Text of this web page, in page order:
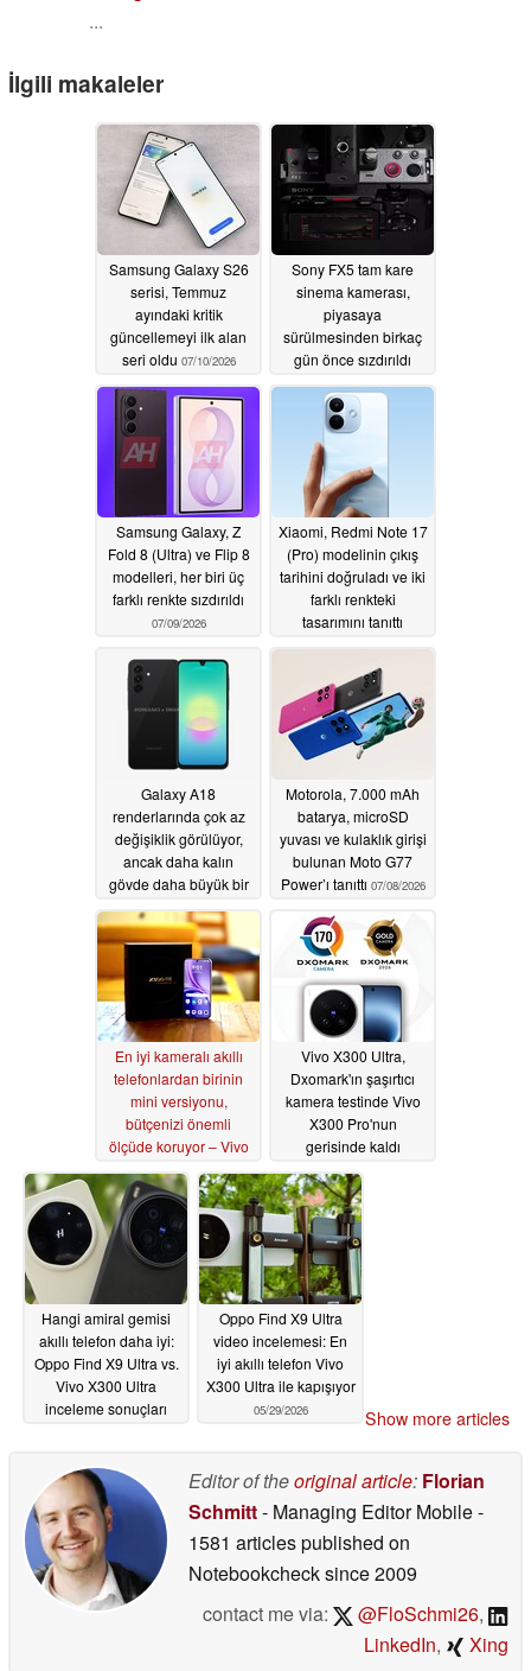
...
İlgili makaleler
Samsung Galaxy S26
serisi, Temmuz
ayındaki kritik
güncellemeyi ilk alan
seri oldu 07/10/2026
Sony FX5 tam kare
sinema kamerası,
piyasaya
sürülmesinden birkaç
gün önce sızdırıldı
07/09/2026
Samsung Galaxy, Z
Fold 8 (Ultra) ve Flip 8
modelleri, her biri üç
farklı renkte sızdırıldı
07/09/2026
Xiaomi, Redmi Note 17
(Pro) modelinin çıkış
tarihini doğruladı ve iki
farklı renkteki
tasarımını tanıttı
07/08/2026
Galaxy A18
renderlarında çok az
değişiklik görülüyor,
ancak daha kalın
gövde daha büyük bir
07/08/2026
Motorola, 7.000 mAh
batarya, microSD
yuvası ve kulaklık girişi
bulunan Moto G77
Power’ı tanıttı 07/08/2026
En iyi kameralı akıllı
telefonlardan birinin
mini versiyonu,
bütçenizi önemli
ölçüde koruyor – Vivo
İncelemesi
07/06/2026
Vivo X300 Ultra,
Dxomark'ın şaşırtıcı
kamera testinde Vivo
X300 Pro'nun
gerisinde kaldı
06/03/2026
Hangi amiral gemisi
akıllı telefon daha iyi:
Oppo Find X9 Ultra vs.
Vivo X300 Ultra
inceleme sonuçları
Oppo Find X9 Ultra
video incelemesi: En
iyi akıllı telefon Vivo
X300 Ultra ile kapışıyor
05/29/2026 Show more articles
Editor of theoriginal article: Florian
Schmitt- Managing Editor Mobile-
1581 articles published on
Notebookchecksince 2009
contact me via:
@FloSchmi26,
LinkedIn, Xing